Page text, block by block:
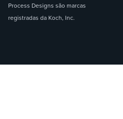
Process Designs são marcas
registradas da Koch, Inc.